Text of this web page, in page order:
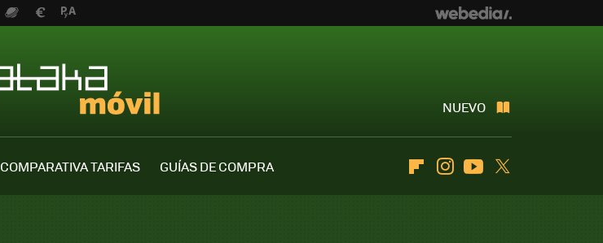
NUEVO
COMPARATIVA TARIFAS
GUÍAS DE COMPRA
FlipboardInstagramYoutube